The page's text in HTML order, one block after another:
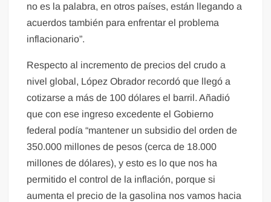
no es la palabra, en otros países, están llegando a
acuerdos también para enfrentar el problema
inflacionario”.
Respecto al incremento de precios del crudo a
nivel global, López Obrador recordó que llegó a
cotizarse a más de 100 dólares el barril. Añadió
que con ese ingreso excedente el Gobierno
federal podía “mantener un subsidio del orden de
350.000 millones de pesos (cerca de 18.000
millones de dólares), y esto es lo que nos ha
permitido el control de la inflación, porque si
aumenta el precio de la gasolina nos vamos hacia